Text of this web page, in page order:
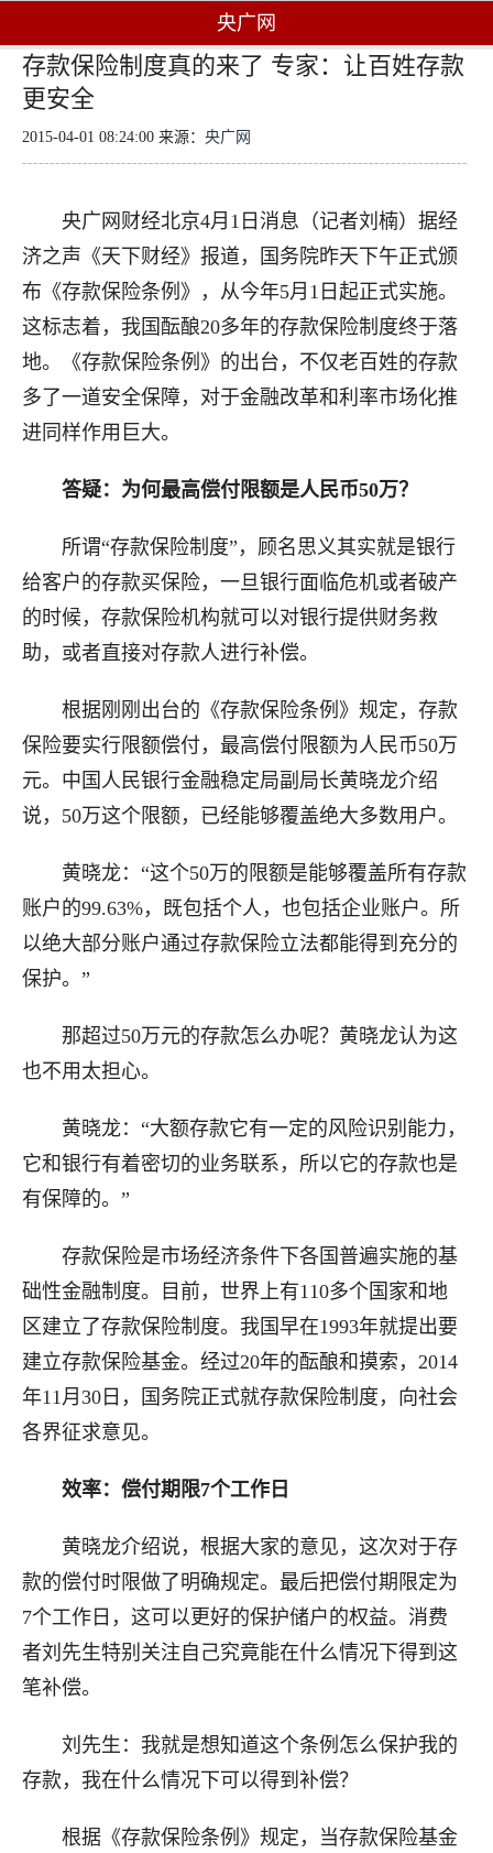
央广网
存款保险制度真的来了 专家：让百姓存款
更安全
2015-04-01 08:24:00 来源： 央广网
央广网财经北京4月1日消息（记者刘楠）据经
济之声《天下财经》报道，国务院昨天下午正式颁
布《存款保险条例》，从今年5月1日起正式实施。
这标志着，我国酝酿20多年的存款保险制度终于落
地。《存款保险条例》的出台，不仅老百姓的存款
多了一道安全保障，对于金融改革和利率市场化推
进同样作用巨大。
答疑：为何最高偿付限额是人民币50万？
所谓“存款保险制度”，顾名思义其实就是银行
给客户的存款买保险，一旦银行面临危机或者破产
的时候，存款保险机构就可以对银行提供财务救
助，或者直接对存款人进行补偿。
根据刚刚出台的《存款保险条例》规定，存款
保险要实行限额偿付，最高偿付限额为人民币50万
元。中国人民银行金融稳定局副局长黄晓龙介绍
说，50万这个限额，已经能够覆盖绝大多数用户。
黄晓龙：“这个50万的限额是能够覆盖所有存款
账户的99.63%，既包括个人，也包括企业账户。所
以绝大部分账户通过存款保险立法都能得到充分的
保护。”
那超过50万元的存款怎么办呢？黄晓龙认为这
也不用太担心。
黄晓龙：“大额存款它有一定的风险识别能力，
它和银行有着密切的业务联系，所以它的存款也是
有保障的。”
存款保险是市场经济条件下各国普遍实施的基
础性金融制度。目前，世界上有110多个国家和地
区建立了存款保险制度。我国早在1993年就提出要
建立存款保险基金。经过20年的酝酿和摸索，2014
年11月30日，国务院正式就存款保险制度，向社会
各界征求意见。
效率：偿付期限7个工作日
黄晓龙介绍说，根据大家的意见，这次对于存
款的偿付时限做了明确规定。最后把偿付期限定为
7个工作日，这可以更好的保护储户的权益。消费
者刘先生特别关注自己究竟能在什么情况下得到这
笔补偿。
刘先生：我就是想知道这个条例怎么保护我的
存款，我在什么情况下可以得到补偿？
根据《存款保险条例》规定，当存款保险基金